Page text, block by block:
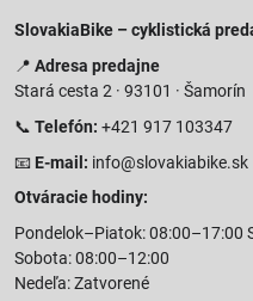
SlovakiaBike – cyklistická
📍 Adresa predajne
Stará cesta 2 · 93101 · Šamorín
📞 Telefón: +421 917 103347
📧 E-mail: info@slovakiabike.sk
Otváracie hodiny:
Pondelok–Piatok: 08:00–17:00
Sobota: 08:00–12:00
Nedeľa: Zatvorené